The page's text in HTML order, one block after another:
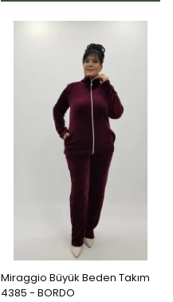
Miraggio Büyük Beden Takım
4385 - BORDO